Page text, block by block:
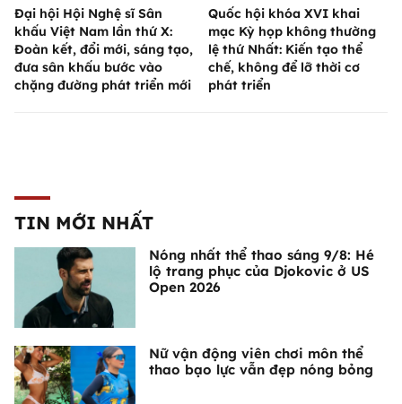
Đại hội Hội Nghệ sĩ Sân
khấu Việt Nam lần thứ X:
Đoàn kết, đổi mới, sáng tạo,
đưa sân khấu bước vào
chặng đường phát triển mới
Quốc hội khóa XVI khai
mạc Kỳ họp không thường
lệ thứ Nhất: Kiến tạo thể
chế, không để lỡ thời cơ
phát triển
TIN MỚI NHẤT
Nóng nhất thể thao sáng 9/8: Hé
lộ trang phục của Djokovic ở US
Open 2026
Nữ vận động viên chơi môn thể
thao bạo lực vẫn đẹp nóng bỏng